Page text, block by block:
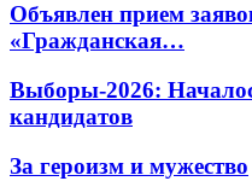
Объявлен прием
«Гражданская…
Выборы-2026:
кандидатов
За героизм и мужество